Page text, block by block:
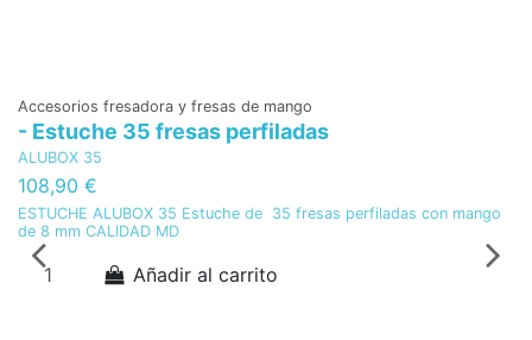
Accesorios fresadora y fresas de mango
- Estuche 35 fresas perfiladas
ALUBOX 35
108,90 €
ESTUCHE ALUBOX 35 Estuche de 35 fresas perfiladas con mango
de 8 mm CALIDAD MD
Añadir al carrito